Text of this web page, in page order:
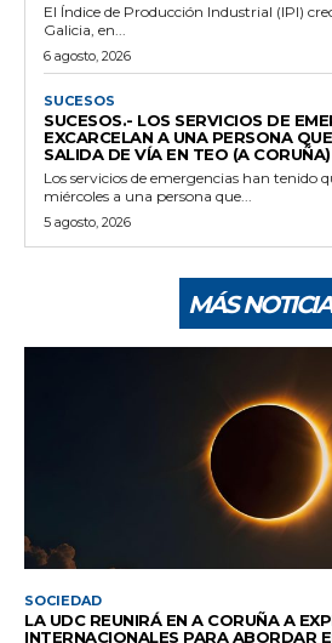
El Índice de Producción Industrial (IPI)
Galicia, en...
6 agosto, 2026
SUCESOS
SUCESOS.- LOS SERVICIOS DE
EXCARCELAN A UNA PERSONA
SALIDA DE VÍA EN TEO (A CORUÑA)
Los servicios de emergencias han tenido
miércoles a una persona que...
5 agosto, 2026
MÁS
SOCIEDAD
LA UDC REUNIRÁ EN A CORUÑA A
INTERNACIONALES PARA ABORDAR